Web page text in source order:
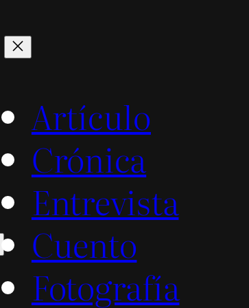
Artículo
Crónica
Entrevista
Cuento
Fotografía